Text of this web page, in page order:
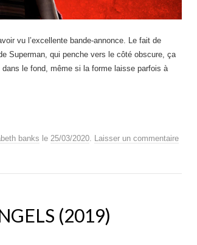
vu l’excellente bande-annonce. Le fait de
Superman, qui penche vers le côté obscure, ça
le fond, même si la forme laisse parfois à
banks le 25/03/2020 Laisser un commentaire
(2019)